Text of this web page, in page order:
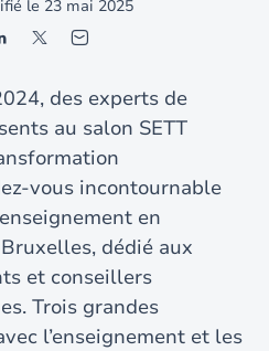
le 23 mai 2025
des experts de
au salon SETT
vous incontournable
en
dédié aux
et conseillers
Trois grandes
l’enseignement et les